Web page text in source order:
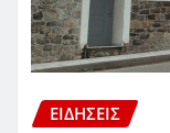
ΕΙΔΗΣΕΙΣ